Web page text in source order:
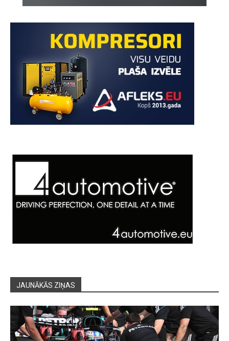
JAUNĀKĀS ZIŅAS